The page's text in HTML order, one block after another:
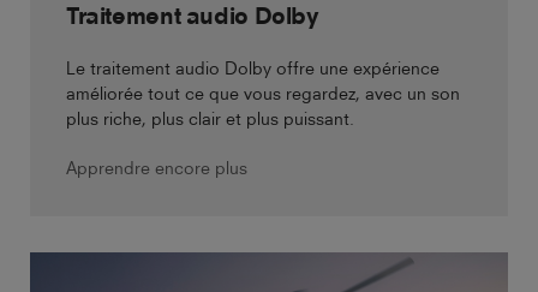
Traitement audio Dolby
Le traitement audio Dolby offre une expérience
améliorée tout ce que vous regardez, avec un son
plus riche, plus clair et plus puissant.
Apprendre encore plus